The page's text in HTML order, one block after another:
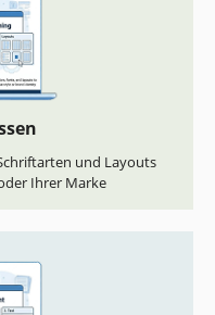
und Layouts
Ihrer Marke